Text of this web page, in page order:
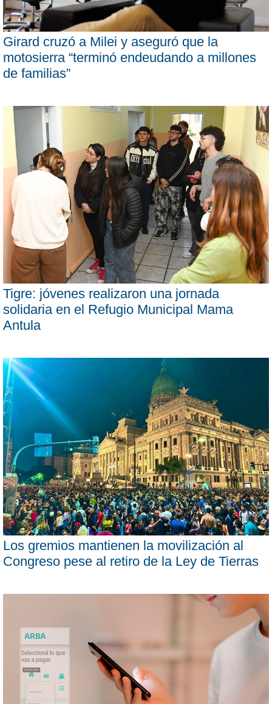
Girard cruzó a Milei y aseguró que la
motosierra “terminó endeudando a millones
de familias”
Tigre: jóvenes realizaron una jornada
solidaria en el Refugio Municipal Mama
Antula
Los gremios mantienen la movilización al
Congreso pese al retiro de la Ley de Tierras